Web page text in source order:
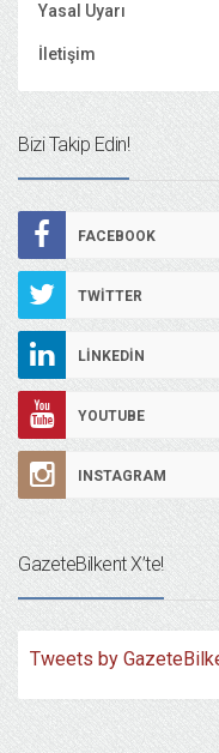
Yasal Uyarı
İletişim
Bizi Takip Edin!
FACEBOOK
TWITTER
LINKEDIN
YOUTUBE
INSTAGRAM
GazeteBilkent X’te!
Tweets by